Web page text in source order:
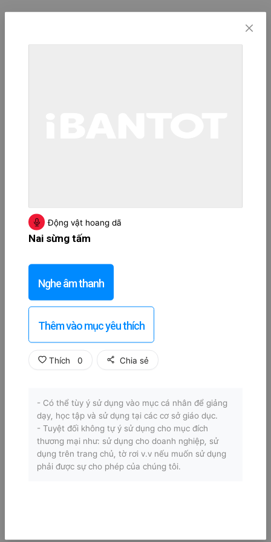
Động vật hoang dã
Nai sừng tấm
Nghe âm thanh
Thêm vào mục yêu thích
Thích 0 Chia sẻ
- Có thể tùy ý sử dụng vào mục cá nhân để giảng
dạy, học tập và sử dụng tại các cơ sở giáo dục.
- Tuyệt đối không tự ý sử dụng cho mục đích
thương mại như: sử dụng cho doanh nghiệp, sử
dụng trên trang chủ, tờ rơi v.v nếu muốn sử dụng
phải được sự cho phép của chúng tôi.